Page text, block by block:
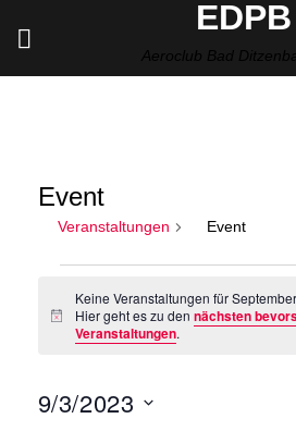
EDPB
Aeroclub Bad
Event
Veranstaltungen Event
September
Hinweis
Keine Veranstaltungen für
Hier geht es zu dennächsten
Veranstaltungen.
9/3/2023